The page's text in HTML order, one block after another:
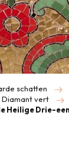
schatten
Diamant vert
Heilige Drie-